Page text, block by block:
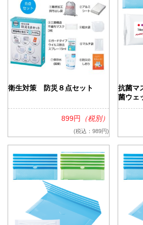
衛生対策 防災８点セット
899円 （税別）
(税込：989円)
抗菌マ
菌ウェ